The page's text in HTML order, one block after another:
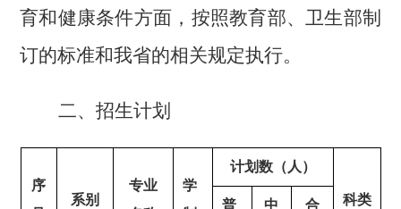
育和健康条件方面，按照教育部、卫生部制
订的标准和我省的相关规定执行。
二、招生计划
序
系别
专业
学
计划数（人）
科类
普
中
合